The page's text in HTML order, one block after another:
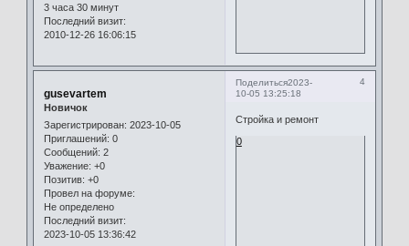
3 часа 30 минут
Последний визит:
2010-12-26 16:06:15
Поделиться 4
2023-
10-05 13:25:18
gusevartem
Новичок
Зарегистрирован: 2023-10-05
Приглашений: 0
Сообщений: 2
Уважение: +0
Позитив: +0
Провел на форуме:
Не определено
Последний визит:
2023-10-05 13:36:42
Стройка и ремонт
0